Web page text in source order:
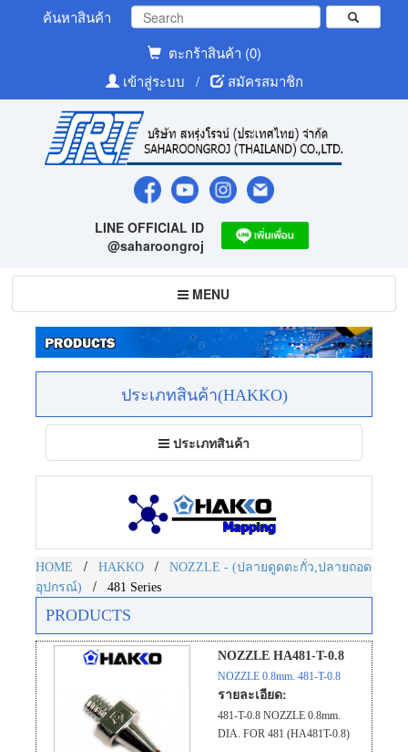
ค้นหาสินค้า
ตะกร้าสินค้า (0)
เข้าสู่ระบบ
/ สมัครสมาชิก
LINE OFFICIAL ID
@saharoongroj
Toggle
navigation
MENU
ประเภทสินค้า(HAKKO)
Toggle
navigation
ประเภทสินค้า
HOME / HAKKO /
NOZZLE - (ปลายดูดตะกั่ว,ปลายถอด
อุปกรณ์)
/ 481 Series
PRODUCTS
NOZZLE HA481-T-0.8
NOZZLE 0.8mm. 481-T-0.8
รายละเอียด:
481-T-0.8 NOZZLE 0.8mm.
DIA. FOR 481 (HA481T-0.8)